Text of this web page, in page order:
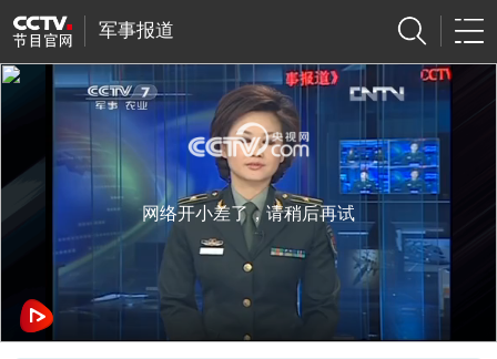
军事报道
网络开小差了，请稍后再试